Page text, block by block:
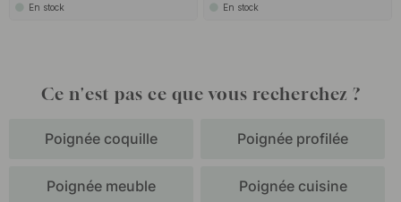
En stock En stock
Ce n'est pas ce que vous recherchez ?
Poignée coquille Poignée profilée
Poignée meuble Poignée cuisine